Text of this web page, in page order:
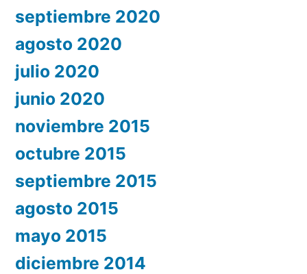
septiembre 2020
agosto 2020
julio 2020
junio 2020
noviembre 2015
octubre 2015
septiembre 2015
agosto 2015
mayo 2015
diciembre 2014